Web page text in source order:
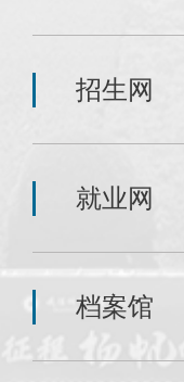
招生网
就业网
档案馆